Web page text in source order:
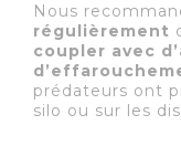
Nous
régulièrement
coupler avec
prédateurs ont
silo ou sur les